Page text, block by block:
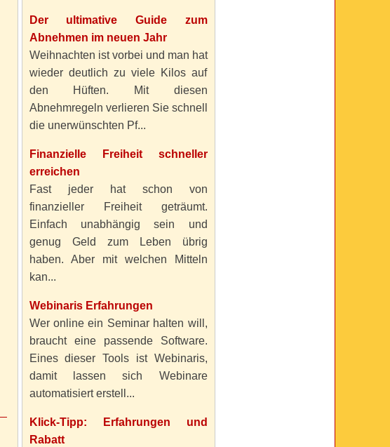
Der ultimative Guide zum
Abnehmen im neuen Jahr
Weihnachten ist vorbei und man hat
wieder deutlich zu viele Kilos auf
den Hüften. Mit diesen
Abnehmregeln verlieren Sie schnell
die unerwünschten Pf...
Finanzielle Freiheit schneller
erreichen
Fast jeder hat schon von
finanzieller Freiheit geträumt.
Einfach unabhängig sein und
genug Geld zum Leben übrig
haben. Aber mit welchen Mitteln
kan...
Webinaris Erfahrungen
Wer online ein Seminar halten will,
braucht eine passende Software.
Eines dieser Tools ist Webinaris,
damit lassen sich Webinare
automatisiert erstell...
Klick-Tipp: Erfahrungen und
Rabatt